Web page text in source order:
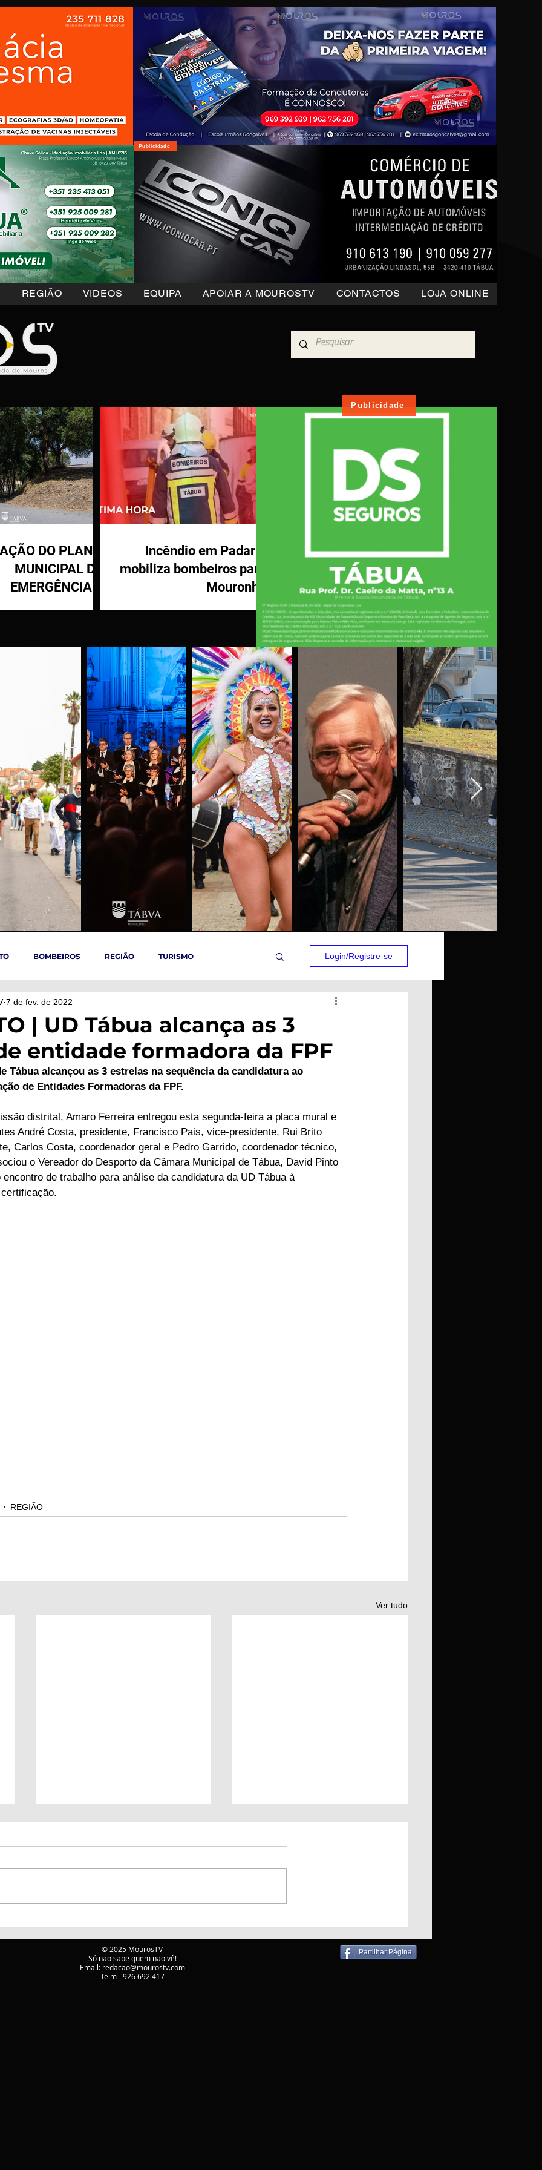
REGIÃO VIDEOS EQUIPA APOIAR A MOUROSTV CONTACTOS LOJA ONLINE
Publicidade
DO PLANO
MUNICIPAL DE
EMERGÊNCIA E
Incêndio em Padaria
mobiliza bombeiros para
Mouronho
Publicidade
BOMBEIROS REGIÃO TURISMO
TÁBUA ARGANIL
19 ARTIGOS Politica POLITICA SAÚDE
Login/Registre-se
| UD Tábua alcança as 3
entidade formadora da FPF
7 de fev. de 2022
Tábua alcançou as 3 estrelas na sequência da candidatura ao
de Entidades Formadoras da FPF.
distrital, Amaro Ferreira entregou esta segunda-feira a placa mural e
André Costa, presidente, Francisco Pais, vice-presidente, Rui Brito
Carlos Costa, coordenador geral e Pedro Garrido, coordenador técnico,
o Vereador do Desporto da Câmara Municipal de Tábua, David Pinto
de trabalho para análise da candidatura da UD Tábua à
REGIÃO
Ver tudo
ATIVAÇÃO DO PLANO
MUNICIPAL DE
EMERGÊNCIA E
PROTEÇÃO CIVIL DE
Incêndio em Padaria
mobiliza bombeiros para
Partilhar Página
© 2025 MourosTV
Só não sabe quem não vê!
Email: redacao@mourostv.com
Telm - 926 692 417